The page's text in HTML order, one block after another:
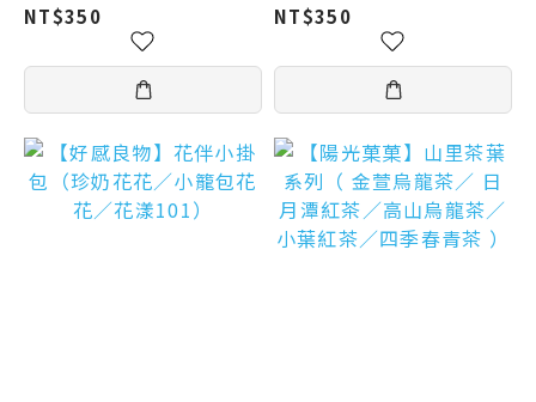
NT$350
台灣藍／台灣紅／台灣
NT$350